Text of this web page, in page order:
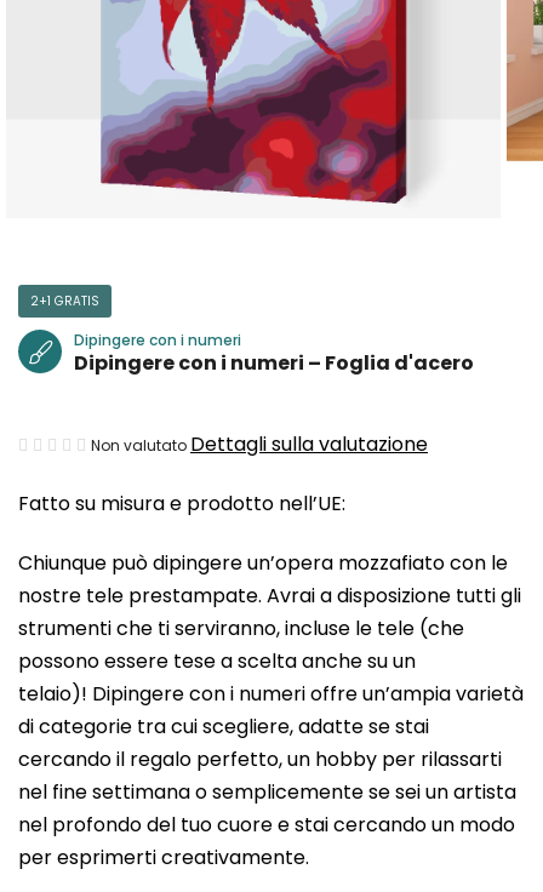
Fatto su misura e prodotto nell’UE:
Chiunque può dipingere un’opera mozzafiato con le
nostre tele prestampate. Avrai a disposizione tutti gli
strumenti che ti serviranno, incluse le tele (che
possono essere tese a scelta anche su un
telaio)! Dipingere con i numeri offre un’ampia varietà
di categorie tra cui scegliere, adatte se stai
cercando il regalo perfetto, un hobby per rilassarti
nel fine settimana o semplicemente se sei un artista
nel profondo del tuo cuore e stai cercando un modo
per esprimerti creativamente.
2+1 GRATIS
Dipingere con i numeri
Dipingere con i numeri – Foglia d'acero
La
media
prodotto
è
0,0
su
5
stelle.
Non valutato Dettagli sulla valutazione